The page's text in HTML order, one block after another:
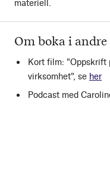
Om boka i
Kort film:
virksomhet", se her
Podcast med
materiell.